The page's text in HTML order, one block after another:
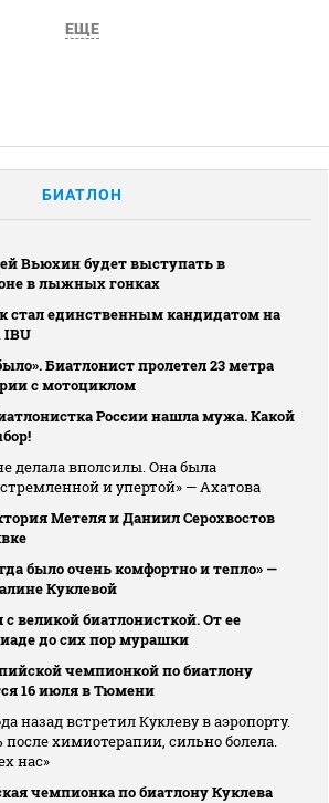
ЕЩЕ
БИАТЛОН
Вьюхин будет выступать в
в лыжных гонках
стал единственным кандидатом на
IBU
Биатлонист пролетел 23 метра
с мотоциклом
России нашла мужа. Какой
делала вполсилы. Она была
и упертой» — Ахатова
Метеля и Даниил Серохвостов
было очень комфортно и тепло» —
Куклевой
великой биатлонисткой. От ее
до сих пор мурашки
чемпионкой по биатлону
16 июля в Тюмени
назад встретил Куклеву в аэропорту.
химиотерапии, сильно болела.
нас»
чемпионка по биатлону Куклева